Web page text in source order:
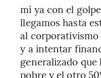
mí ya con el
llegamos hasta
al corporativismo
y a intentar
generalizado
pobre y el otro